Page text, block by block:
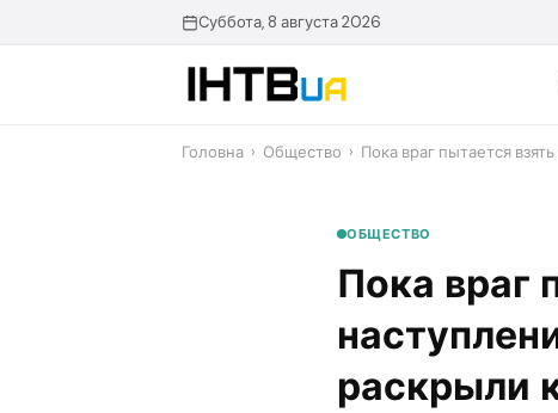
Суббота, 8 августа 2026
Головна › Общество › ​Пока враг пытается
ОБЩЕСТВО
​Пока враг
раскрыли